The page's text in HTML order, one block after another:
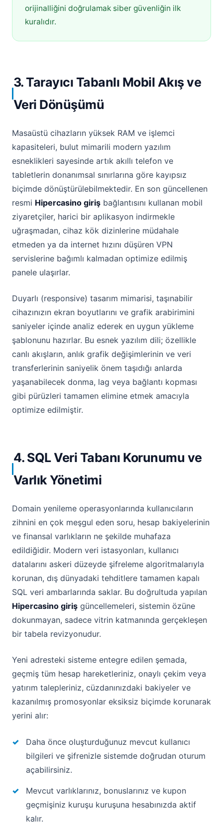
orijinalliğini doğrulamak siber güvenliğin ilk
kuralıdır.
3. Tarayıcı Tabanlı Mobil Akış ve
Veri Dönüşümü
Masaüstü cihazların yüksek RAM ve işlemci
kapasiteleri, bulut mimarili modern yazılım
esneklikleri sayesinde artık akıllı telefon ve
tabletlerin donanımsal sınırlarına göre kayıpsız
biçimde dönüştürülebilmektedir. En son güncellenen
resmi Hipercasino giriş bağlantısını kullanan mobil
ziyaretçiler, harici bir aplikasyon indirmekle
uğraşmadan, cihaz kök dizinlerine müdahale
etmeden ya da internet hızını düşüren VPN
servislerine bağımlı kalmadan optimize edilmiş
panele ulaşırlar.
Duyarlı (responsive) tasarım mimarisi, taşınabilir
cihazınızın ekran boyutlarını ve grafik arabirimini
saniyeler içinde analiz ederek en uygun yükleme
şablonunu hazırlar. Bu esnek yazılım dili; özellikle
canlı akışların, anlık grafik değişimlerinin ve veri
transferlerinin saniyelik önem taşıdığı anlarda
yaşanabilecek donma, lag veya bağlantı kopması
gibi pürüzleri tamamen elimine etmek amacıyla
optimize edilmiştir.
4. SQL Veri Tabanı Korunumu ve
Varlık Yönetimi
Domain yenileme operasyonlarında kullanıcıların
zihnini en çok meşgul eden soru, hesap bakiyelerinin
ve finansal varlıkların ne şekilde muhafaza
edildiğidir. Modern veri istasyonları, kullanıcı
datalarını askeri düzeyde şifreleme algoritmalarıyla
korunan, dış dünyadaki tehditlere tamamen kapalı
SQL veri ambarlarında saklar. Bu doğrultuda yapılan
Hipercasino giriş güncellemeleri, sistemin özüne
dokunmayan, sadece vitrin katmanında gerçekleşen
bir tabela revizyonudur.
Yeni adresteki sisteme entegre edilen şemada,
geçmiş tüm hesap hareketleriniz, onaylı çekim veya
yatırım talepleriniz, cüzdanınızdaki bakiyeler ve
kazanılmış promosyonlar eksiksiz biçimde korunarak
yerini alır:
Daha önce oluşturduğunuz mevcut kullanıcı
bilgileri ve şifrenizle sistemde doğrudan oturum
açabilirsiniz.
Mevcut varlıklarınız, bonuslarınız ve kupon
geçmişiniz kuruşu kuruşuna hesabınızda aktif
kalır.